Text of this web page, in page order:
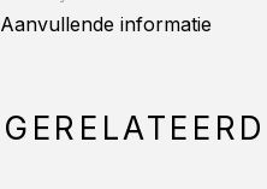
Aanvullende informatie